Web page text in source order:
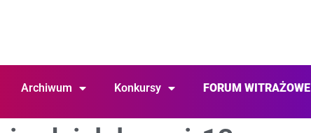
Archiwum Konkursy FORUM WITRAŻOWE